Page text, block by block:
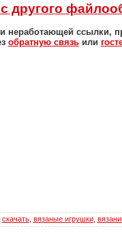
другого
неработающей ссылки,
обратную связьили
скачать, вязаные игрушки,